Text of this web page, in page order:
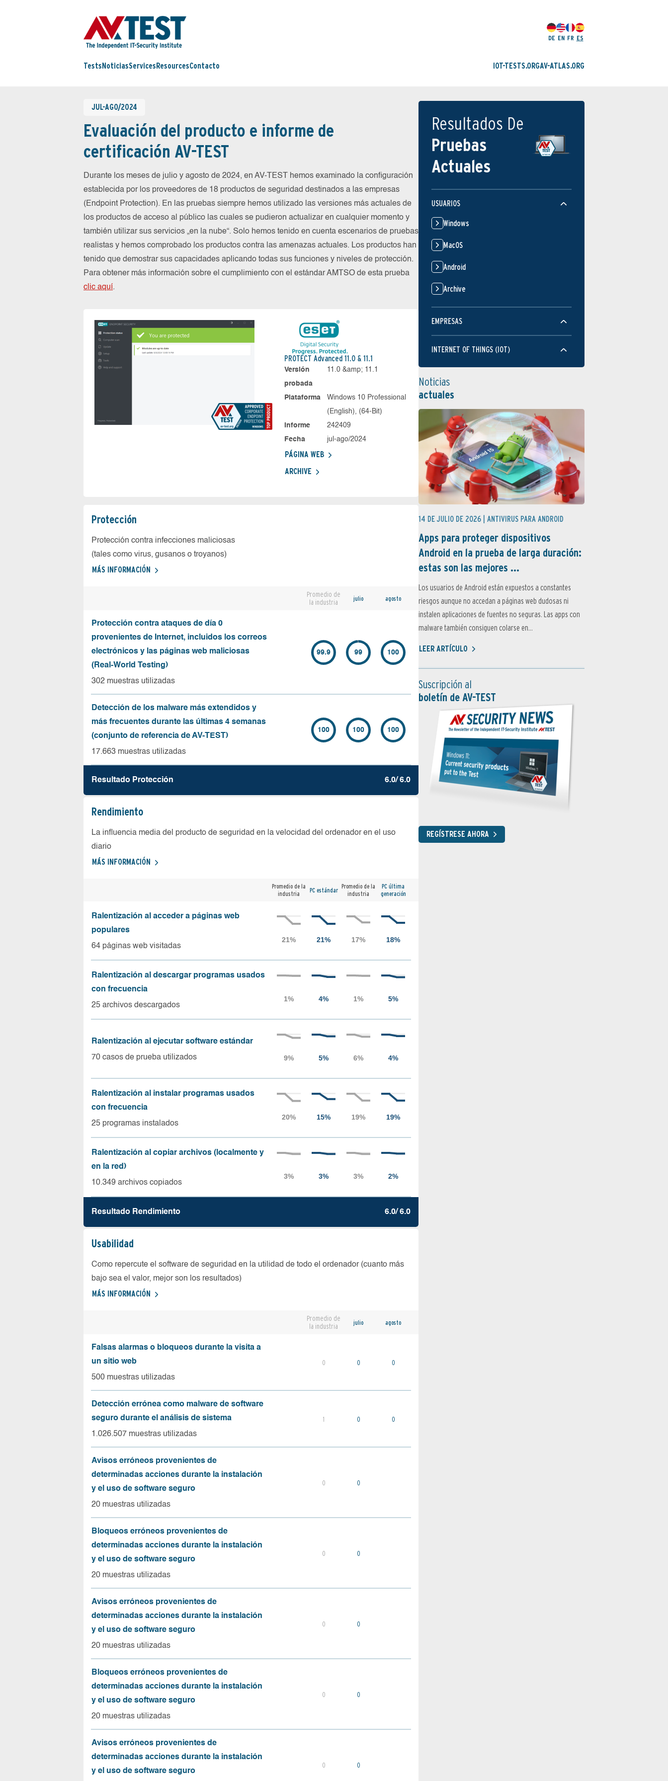
DE EN FR ES
Tests NoticiasServices ResourcesContacto IOT-TESTS.ORGAV-ATLAS.ORG
JUL-AGO/2024
Evaluación del producto e informe de
certificación AV-TEST
Durante los meses de julio y agosto de 2024, en AV-TEST hemos examinado la configuración
establecida por los proveedores de 18 productos de seguridad destinados a las empresas
(Endpoint Protection). En las pruebas siempre hemos utilizado las versiones más actuales de
los productos de acceso al público las cuales se pudieron actualizar en cualquier momento y
también utilizar sus servicios „en la nube“. Solo hemos tenido en cuenta escenarios de pruebas
realistas y hemos comprobado los productos contra las amenazas actuales. Los productos han
tenido que demostrar sus capacidades aplicando todas sus funciones y niveles de protección.
Para obtener más información sobre el cumplimiento con el estándar AMTSO de esta prueba
clic aquí.
PROTECT Advanced 11.0 & 11.1
Versión
probada
11.0 &amp; 11.1
Plataforma
Windows 10 Professional
(English), (64-Bit)
Informe
242409
Fecha
jul-ago/2024
PÁGINA WEB
ARCHIVE
Protección
Protección contra infecciones maliciosas
(tales como virus, gusanos o troyanos)
MÁS INFORMACIÓN
Promedio de
la industria
julio agosto
Protección contra ataques de día 0
provenientes de Internet, incluidos los correos
electrónicos y las páginas web maliciosas
(Real-World Testing)
302 muestras utilizadas
99.9 99 100
Detección de los malware más extendidos y
más frecuentes durante las últimas 4 semanas
(conjunto de referencia de AV-TEST)
17.663 muestras utilizadas
100 100 100
Resultado Protección 6.0/ 6.0
Rendimiento
La influencia media del producto de seguridad en la velocidad del ordenador en el uso
diario
MÁS INFORMACIÓN
Promedio de la
industria
PC estándar Promedio de la
industria
PC última
generación
Ralentización al acceder a páginas web
populares
64 páginas web visitadas
Ralentización al descargar programas usados
con frecuencia
25 archivos descargados
Ralentización al ejecutar software estándar
70 casos de prueba utilizados
Ralentización al instalar programas usados
con frecuencia
25 programas instalados
Ralentización al copiar archivos (localmente y
en la red)
10.349 archivos copiados
Resultado Rendimiento 6.0/ 6.0
Usabilidad
Como repercute el software de seguridad en la utilidad de todo el ordenador (cuanto más
bajo sea el valor, mejor son los resultados)
MÁS INFORMACIÓN
Promedio de
la industria
julio agosto
Falsas alarmas o bloqueos durante la visita a
un sitio web
500 muestras utilizadas
0 0 0
Detección errónea como malware de software
seguro durante el análisis de sistema
1.026.507 muestras utilizadas
1 0 0
Avisos erróneos provenientes de
determinadas acciones durante la instalación
y el uso de software seguro
20 muestras utilizadas
0 0
Bloqueos erróneos provenientes de
determinadas acciones durante la instalación
y el uso de software seguro
20 muestras utilizadas
0 0
Avisos erróneos provenientes de
determinadas acciones durante la instalación
y el uso de software seguro
20 muestras utilizadas
0 0
Bloqueos erróneos provenientes de
determinadas acciones durante la instalación
y el uso de software seguro
20 muestras utilizadas
0 0
Avisos erróneos provenientes de
determinadas acciones durante la instalación
y el uso de software seguro
0 0
Resultados De
Pruebas
Actuales
USUARIOS
Windows
MacOS
Android
Archive
EMPRESAS
INTERNET OF THINGS (IOT)
Noticias
actuales
14 DE JULIO DE 2026 | ANTIVIRUS PARA ANDROID
Apps para proteger dispositivos
Android en la prueba de larga duración:
estas son las mejores ...
Los usuarios de Android están expuestos a constantes
riesgos aunque no accedan a páginas web dudosas ni
instalen aplicaciones de fuentes no seguras. Las apps con
malware también consiguen colarse en...
LEER ARTÍCULO
Suscripción al
boletín de AV-TEST
REGÍSTRESE AHORA